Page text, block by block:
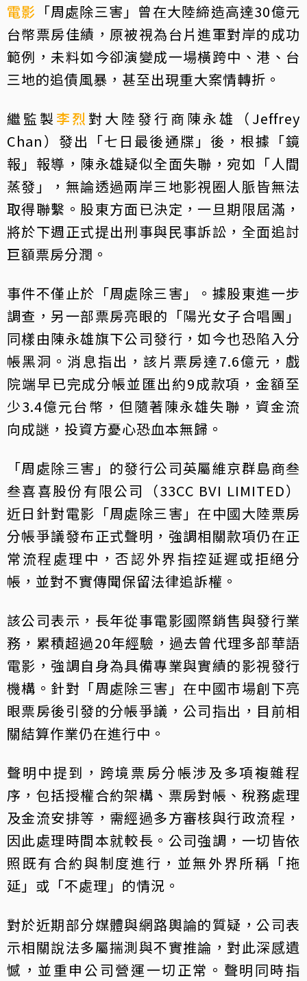
電影 「周處除三害」曾在大陸締造高達30億元
台幣票房佳績，原被視為台片進軍對岸的成功
範例，未料如今卻演變成一場橫跨中、港、台
三地的追債風暴，甚至出現重大案情轉折。
繼監製 李烈 對大陸發行商陳永雄（Jeffrey
Chan）發出「七日最後通牒」後，根據「鏡
報」報導，陳永雄疑似全面失聯，宛如「人間
蒸發」，無論透過兩岸三地影視圈人脈皆無法
取得聯繫。股東方面已決定，一旦期限屆滿，
將於下週正式提出刑事與民事訴訟，全面追討
巨額票房分潤。
事件不僅止於「周處除三害」。據股東進一步
調查，另一部票房亮眼的「陽光女子合唱團」
同樣由陳永雄旗下公司發行，如今也恐陷入分
帳黑洞。消息指出，該片票房達7.6億元，戲
院端早已完成分帳並匯出約9成款項，金額至
少3.4億元台幣，但隨著陳永雄失聯，資金流
向成謎，投資方憂心恐血本無歸。
「周處除三害」的發行公司英屬維京群島商叁
叁喜喜股份有限公司（33CC BVI LIMITED）
近日針對電影「周處除三害」在中國大陸票房
分帳爭議發布正式聲明，強調相關款項仍在正
常流程處理中，否認外界指控延遲或拒絕分
帳，並對不實傳聞保留法律追訴權。
該公司表示，長年從事電影國際銷售與發行業
務，累積超過20年經驗，過去曾代理多部華語
電影，強調自身為具備專業與實績的影視發行
機構。針對「周處除三害」在中國市場創下亮
眼票房後引發的分帳爭議，公司指出，目前相
關結算作業仍在進行中。
聲明中提到，跨境票房分帳涉及多項複雜程
序，包括授權合約架構、票房對帳、稅務處理
及金流安排等，需經過多方審核與行政流程，
因此處理時間本就較長。公司強調，一切皆依
照既有合約與制度進行，並無外界所稱「拖
延」或「不處理」的情況。
對於近期部分媒體與網路輿論的質疑，公司表
示相關說法多屬揣測與不實推論，對此深感遺
憾，並重申公司營運一切正常。聲明同時指